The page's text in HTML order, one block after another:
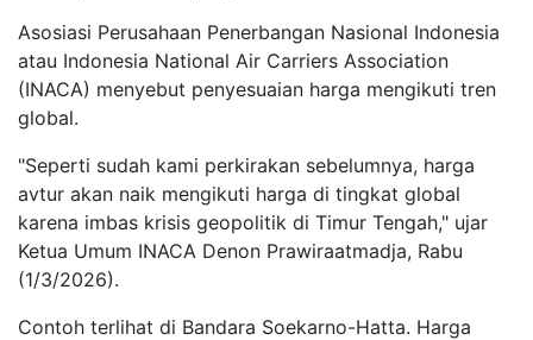
Asosiasi Perusahaan Penerbangan Nasional Indonesia
atau Indonesia National Air Carriers Association
(INACA) menyebut penyesuaian harga mengikuti tren
global.
"Seperti sudah kami perkirakan sebelumnya, harga
avtur akan naik mengikuti harga di tingkat global
karena imbas krisis geopolitik di Timur Tengah," ujar
Ketua Umum INACA Denon Prawiraatmadja, Rabu
(1/3/2026).
Contoh terlihat di Bandara Soekarno-Hatta. Harga